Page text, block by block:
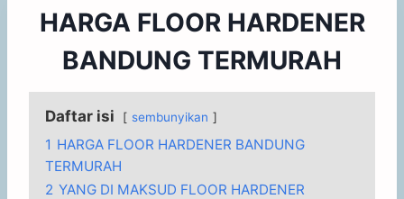
HARGA FLOOR HARDENER
BANDUNG TERMURAH
Daftar isi sembunyikan
1 HARGA FLOOR HARDENER BANDUNG
TERMURAH
2 YANG DI MAKSUD FLOOR HARDENER